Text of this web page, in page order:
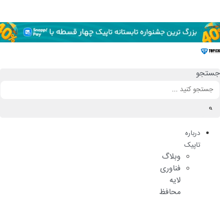
محتوا
جستجو
درباره
تاپیک
وبلاگ
فناوری
لایه
محافظ